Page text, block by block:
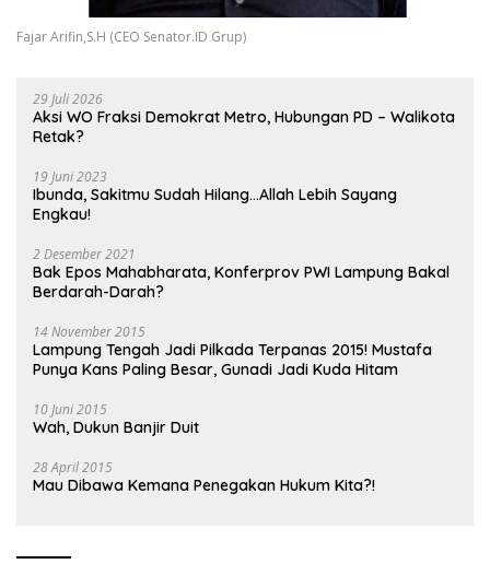
Fajar Arifin,S.H (CEO Senator.ID Grup)
29 Juli 2026
Aksi WO Fraksi Demokrat Metro, Hubungan PD – Walikota
Retak?
19 Juni 2023
Ibunda, Sakitmu Sudah Hilang…Allah Lebih Sayang
Engkau!
2 Desember 2021
Bak Epos Mahabharata, Konferprov PWI Lampung Bakal
Berdarah-Darah?
14 November 2015
Lampung Tengah Jadi Pilkada Terpanas 2015! Mustafa
Punya Kans Paling Besar, Gunadi Jadi Kuda Hitam
10 Juni 2015
Wah, Dukun Banjir Duit
28 April 2015
Mau Dibawa Kemana Penegakan Hukum Kita?!